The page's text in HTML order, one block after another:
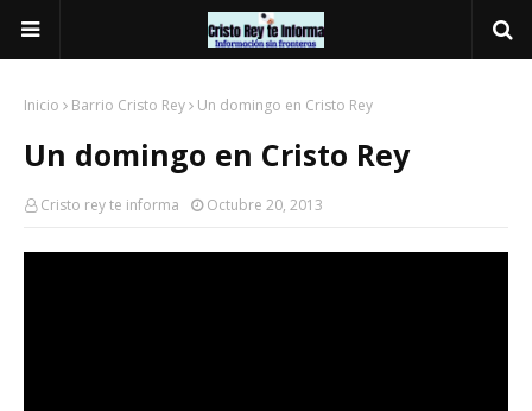
Inicio Barrio Cristo Rey Un domingo en Cristo Rey
Un domingo en Cristo Rey
Cristo rey te informa Octubre 20, 2013